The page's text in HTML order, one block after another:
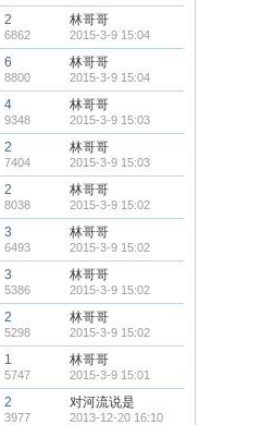
2
6862
林哥哥
2015-3-9 15:04
6
8800
林哥哥
2015-3-9 15:04
4
9348
林哥哥
2015-3-9 15:03
2
7404
林哥哥
2015-3-9 15:03
2
8038
林哥哥
2015-3-9 15:02
3
6493
林哥哥
2015-3-9 15:02
3
5386
林哥哥
2015-3-9 15:02
2
5298
林哥哥
2015-3-9 15:02
1
5747
林哥哥
2015-3-9 15:01
2
3977
对河流说是
2013-12-20 16:10